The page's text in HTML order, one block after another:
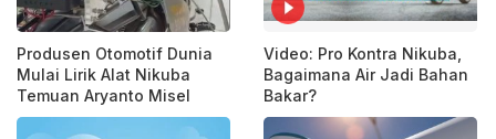
Produsen Otomotif Dunia
Mulai Lirik Alat Nikuba
Temuan Aryanto Misel
Video: Pro Kontra Nikuba,
Bagaimana Air Jadi Bahan
Bakar?